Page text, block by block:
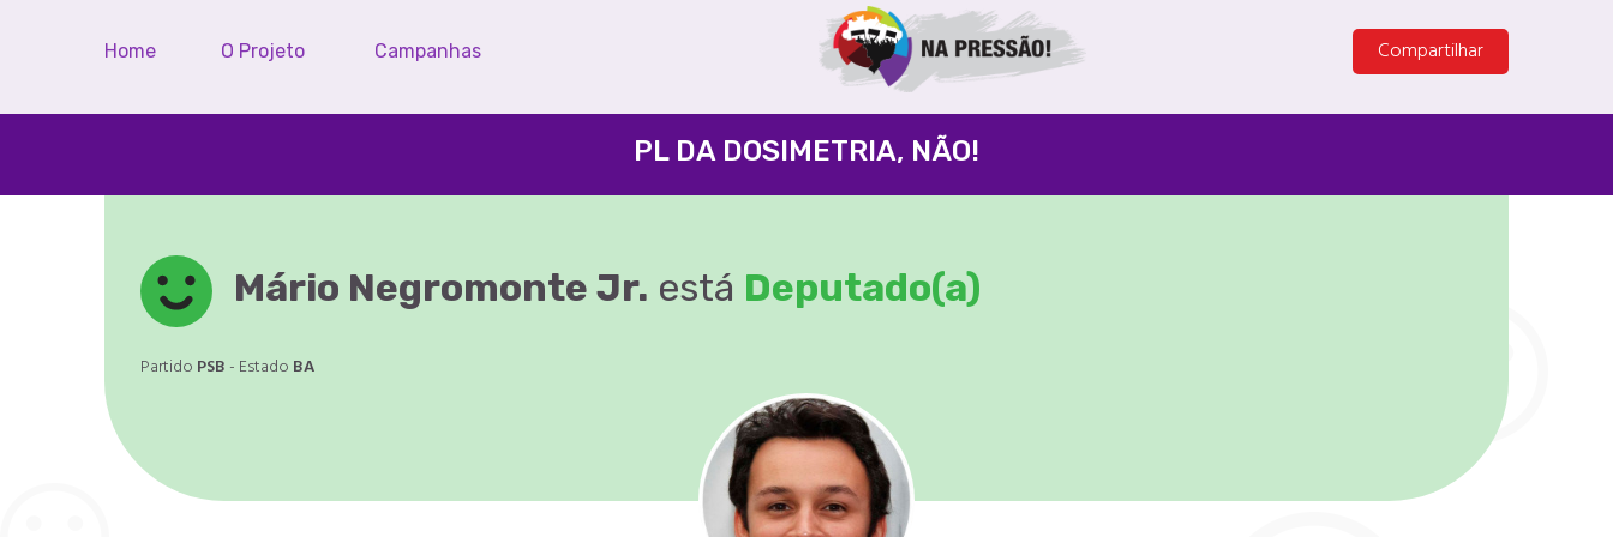
Home O Projeto Campanhas Compartilhar
PL DA DOSIMETRIA, NÃO!
Mário Negromonte Jr. está Deputado(a)
Partido PSB - Estado BA